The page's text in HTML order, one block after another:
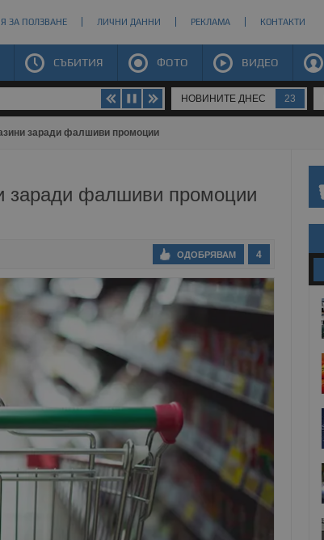
ЗА ПОЛЗВАНЕ ЛИЧНИ ДАННИ РЕКЛАМА КОНТАКТИ
СЪБИТИЯ ФОТО ВИДЕО
НОВИНИТЕ ДНЕС 23
заради фалшиви промоции
заради фалшиви промоции
4
ОДОБРЯВАМ